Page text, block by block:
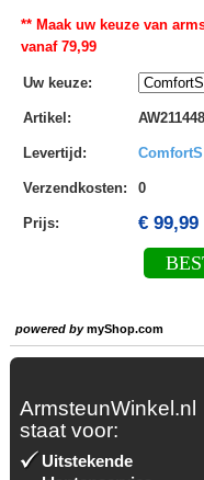
** Maak uw keuze van
vanaf 79,99
Uw keuze:
Artikel :
Levertijd :
Verzendkosten: 0
Prijs: € 99,99
powered bymyShop.com
ArmsteunWinkel.nl
staat voor:
Uitstekende